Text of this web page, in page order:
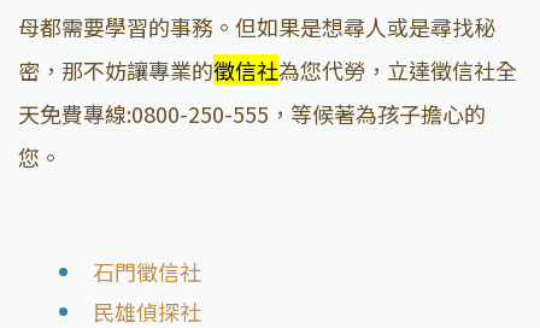
母都需要學習的事務。但如果是想尋人或是尋找秘
密，那不妨讓專業的徵信社為您代勞，立達徵信社全
天免費專線:0800-250-555，等候著為孩子擔心的
您。
石門徵信社
民雄偵探社